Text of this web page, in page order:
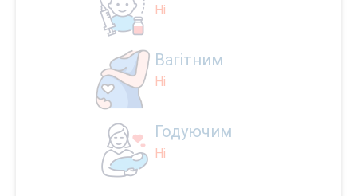
Ні
Вагітним
Ні
Годуючим
Ні